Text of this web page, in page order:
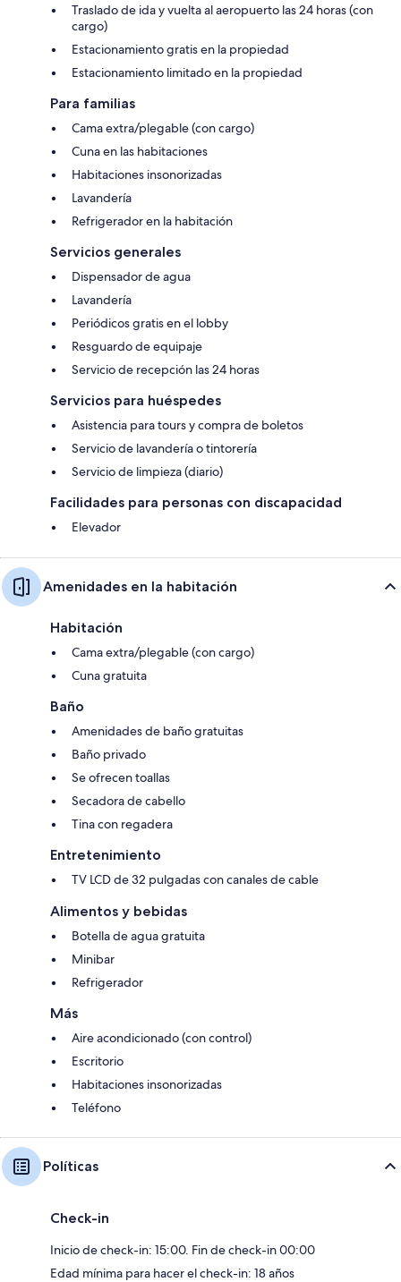
Traslado de ida y vuelta al aeropuerto las 24 horas (con
cargo)
Estacionamiento gratis en la propiedad
Estacionamiento limitado en la propiedad
Para familias
Cama extra/plegable (con cargo)
Cuna en las habitaciones
Habitaciones insonorizadas
Lavandería
Refrigerador en la habitación
Servicios generales
Dispensador de agua
Lavandería
Periódicos gratis en el lobby
Resguardo de equipaje
Servicio de recepción las 24 horas
Servicios para huéspedes
Asistencia para tours y compra de boletos
Servicio de lavandería o tintorería
Servicio de limpieza (diario)
Facilidades para personas con discapacidad
Elevador
Amenidades en la habitación
Habitación
Cama extra/plegable (con cargo)
Cuna gratuita
Baño
Amenidades de baño gratuitas
Baño privado
Se ofrecen toallas
Secadora de cabello
Tina con regadera
Entretenimiento
TV LCD de 32 pulgadas con canales de cable
Alimentos y bebidas
Botella de agua gratuita
Minibar
Refrigerador
Más
Aire acondicionado (con control)
Escritorio
Habitaciones insonorizadas
Teléfono
Políticas
Check-in
Inicio de check-in: 15:00. Fin de check-in 00:00
Edad mínima para hacer el check-in: 18 años